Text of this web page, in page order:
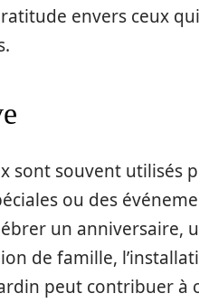
envers ceux
sont souvent utilisés
ou des
un anniversaire,
de famille,
peut contribuer à